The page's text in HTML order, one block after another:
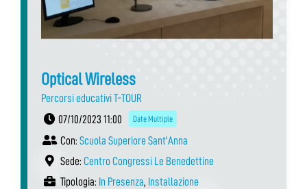
Optical Wireless
Percorsi educativi T-TOUR
07/10/2023 11:00
Date Multiple
Con: Scuola Superiore Sant'Anna
Sede: Centro Congressi Le Benedettine
Tipologia: In Presenza, Installazione